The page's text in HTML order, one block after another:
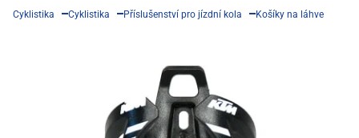
Cyklistika Cyklistika Příslušenství pro jízdní kola Košíky na láhve